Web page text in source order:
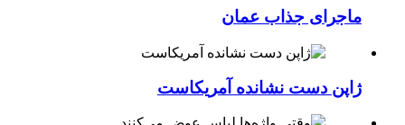
ماجرای جذاب عمان
ژاپن دست نشانده آمریکاست